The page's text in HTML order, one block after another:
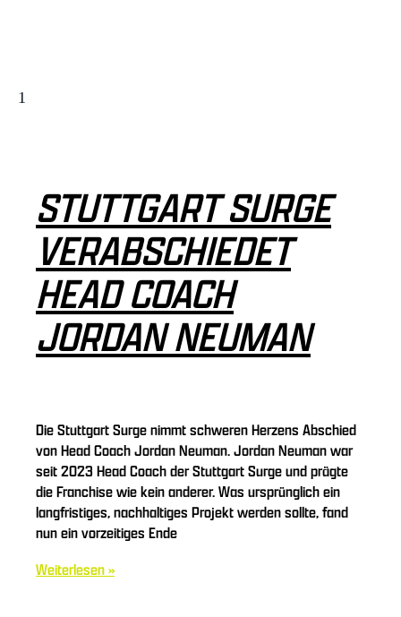
STUTTGART SURGE
VERABSCHIEDET
HEAD COACH
JORDAN NEUMAN
Die Stuttgart Surge nimmt schweren Herzens Abschied
von Head Coach Jordan Neuman. Jordan Neuman war
seit 2023 Head Coach der Stuttgart Surge und prägte
die Franchise wie kein anderer. Was ursprünglich ein
langfristiges, nachhaltiges Projekt werden sollte, fand
nun ein vorzeitiges Ende
Weiterlesen »